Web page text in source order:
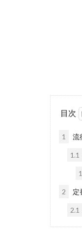
目次
1 流
1.1
2 定
2.1